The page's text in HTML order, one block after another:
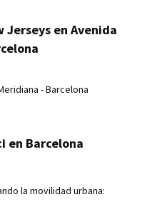
Jerseys en Avenida
- Barcelona
en Barcelona
la movilidad urbana: